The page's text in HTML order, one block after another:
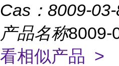
Cas： 8009-
产品名称8009-
看相似产品 >